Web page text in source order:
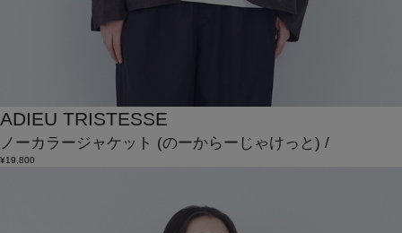
ADIEU TRISTESSE
ノーカラージャケット (のーからーじゃけっと) /
¥19,800